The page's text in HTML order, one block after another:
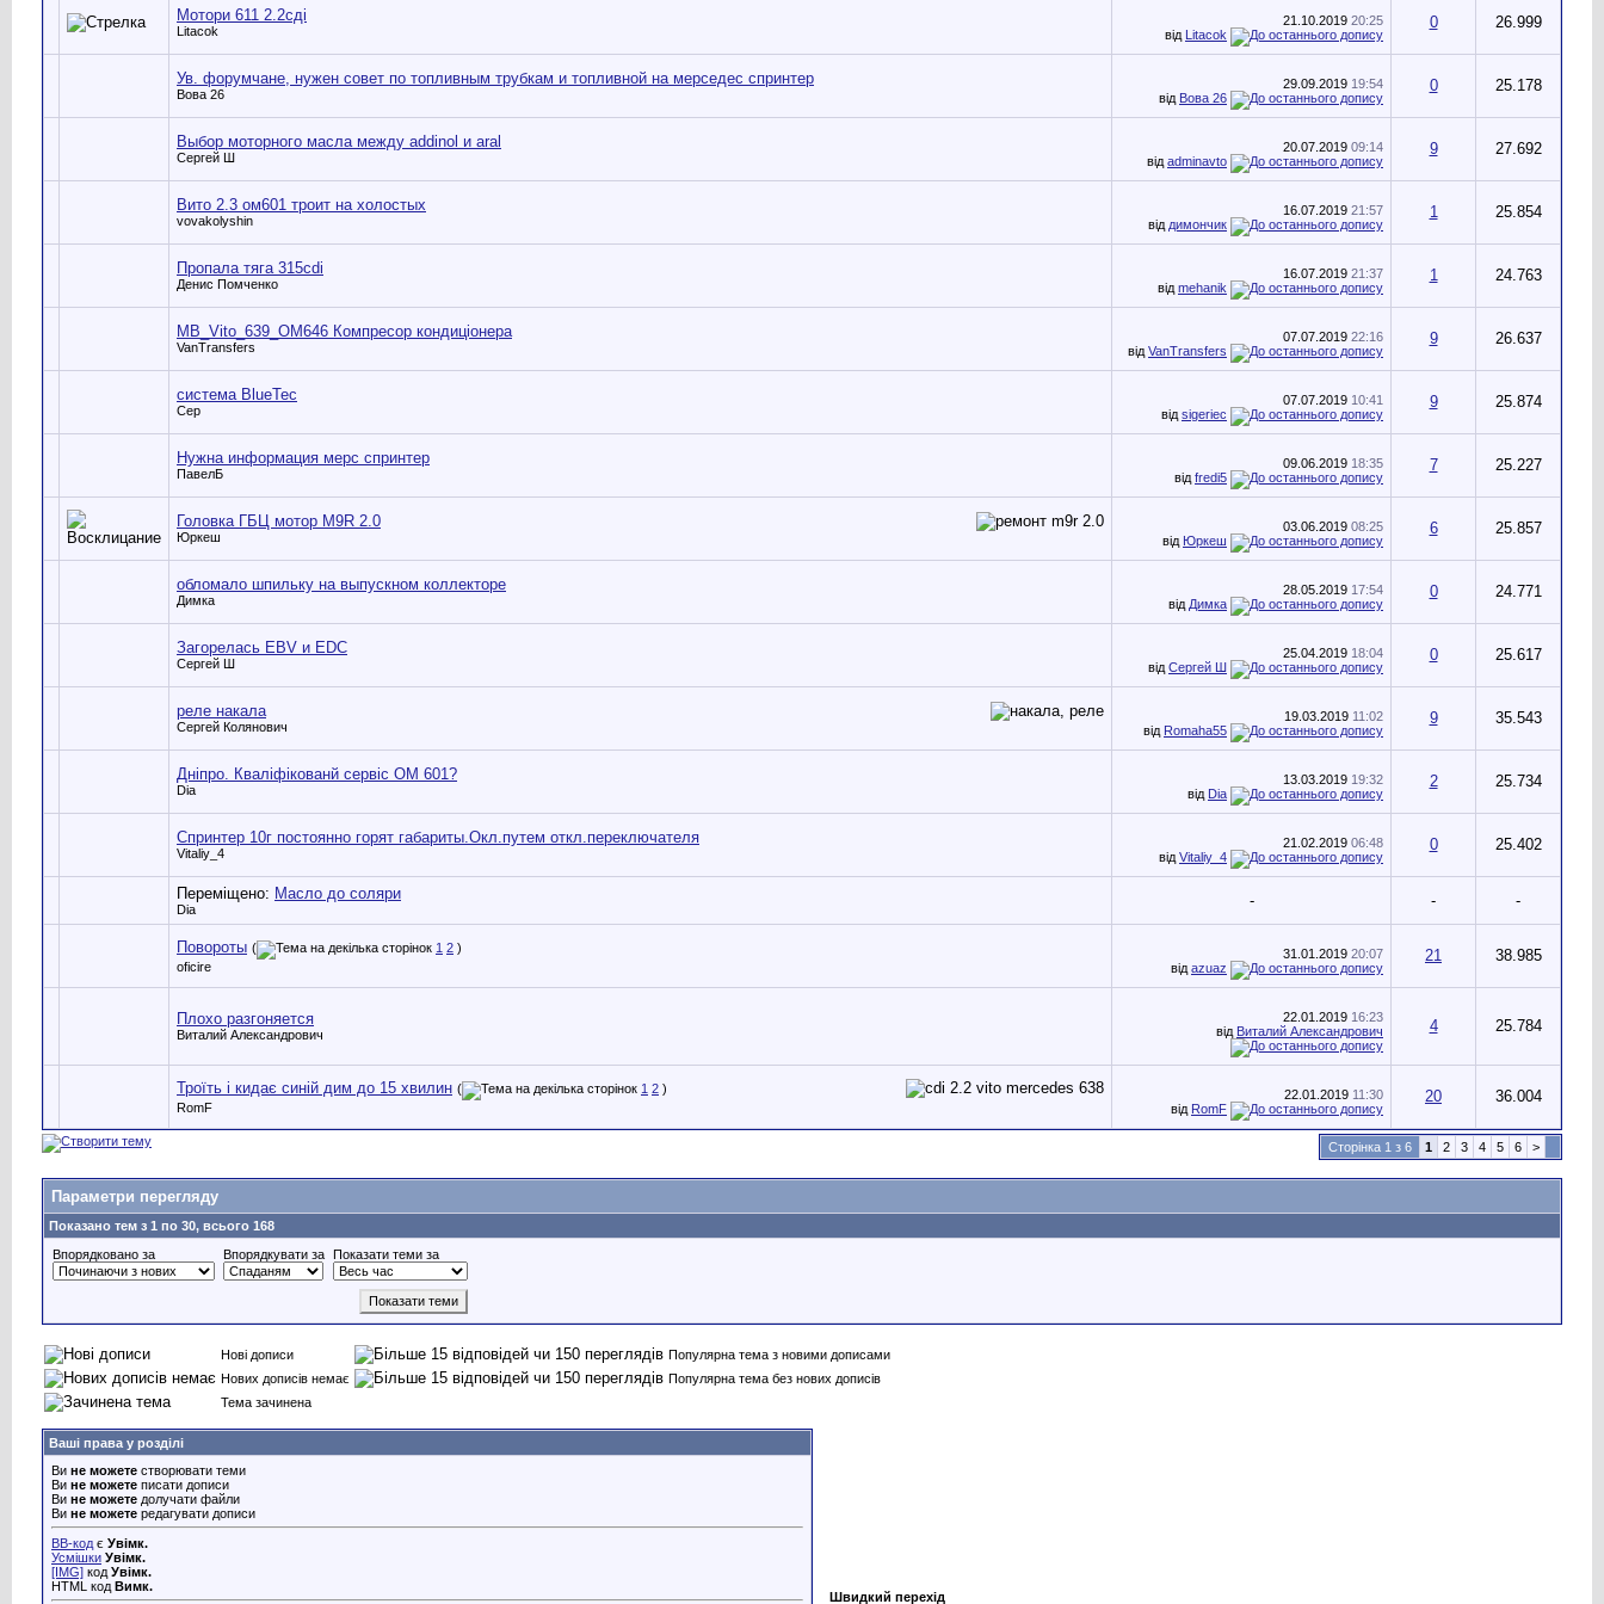
Мотори 611 2.2сді
Litacok
21.10.2019 20:25
від Litacok
0 26.999
Ув. форумчане, нужен совет по топливным трубкам и топливной на мерседес спринтер
Вова 26
29.09.2019 19:54
від Вова 26
0 25.178
Выбор моторного масла между addinol и aral
Сергей Ш
20.07.2019 09:14
від adminavto
9 27.692
Вито 2.3 ом601 троит на холостых
vovakolyshin
16.07.2019 21:57
від димончик
1 25.854
Пропала тяга 315cdi
Денис Помченко
16.07.2019 21:37
від mehanik
1 24.763
MB_Vito_639_OM646 Компресор кондиціонера
VanTransfers
07.07.2019 22:16
від VanTransfers
9 26.637
система BlueTec
Сер
07.07.2019 10:41
від sigeriec
9 25.874
Нужна информация мерс спринтер
ПавелБ
09.06.2019 18:35
від fredi5
7 25.227
Головка ГБЦ мотор M9R 2.0
Юркеш
03.06.2019 08:25
від Юркеш
6 25.857
обломало шпильку на выпускном коллекторе
Димка
28.05.2019 17:54
від Димка
0 24.771
Загорелась EBV и EDC
Сергей Ш
25.04.2019 18:04
від Сергей Ш
0 25.617
реле накала
Сергей Колянович
19.03.2019 11:02
від Romaha55
9 35.543
Дніпро. Кваліфікованй сервіс ОМ 601?
Dia
13.03.2019 19:32
від Dia
2 25.734
Спринтер 10г постоянно горят габариты.Окл.путем откл.переключателя
Vitaliy_4
21.02.2019 06:48
від Vitaliy_4
0 25.402
Переміщено: Масло до соляри
Dia - - -
Повороты ( 1 2 )
oficire
31.01.2019 20:07
від azuaz
21 38.985
Плохо разгоняется
Виталий Александрович
22.01.2019 16:23
від Виталий Александрович 4 25.784
Троїть і кидає синій дим до 15 хвилин ( 1 2 )
RomF
22.01.2019 11:30
від RomF
20 36.004
Сторінка 1 з 6 1 2 3 4 5 6 >
Параметри перегляду
Показано тем з 1 по 30, всього 168
Впорядковано за
Впорядкувати за Показати теми за
Нові дописи
Популярна тема з новими дописами
Нових дописів немає
Популярна тема без нових дописів
Тема зачинена
Ваші права у розділі
Ви не можете створювати теми
Ви не можете писати дописи
Ви не можете долучати файли
Ви не можете редагувати дописи
BB-код є Увімк.
Усмішки Увімк.
[IMG] код Увімк.
HTML код Вимк.
Швидкий перехід